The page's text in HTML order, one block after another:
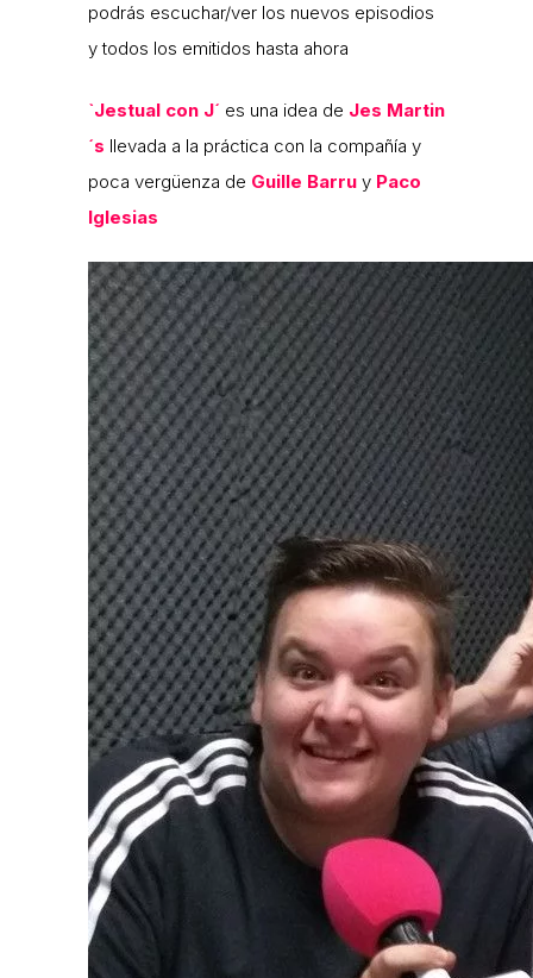
podrás escuchar/ver los nuevos episodios
y todos los emitidos hasta ahora
`Jestual con J´ es una idea de Jes Martin
´s llevada a la práctica con la compañía y
poca vergüenza de Guille Barru y Paco
Iglesias